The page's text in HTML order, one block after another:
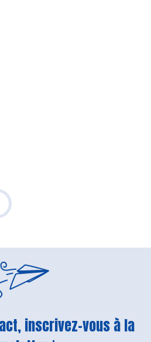
inscrivez-vous à la